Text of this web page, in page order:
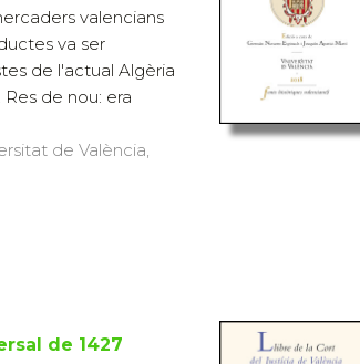
valencians
va ser
de l'actual Algèria
de nou: era
de València,
de 1427